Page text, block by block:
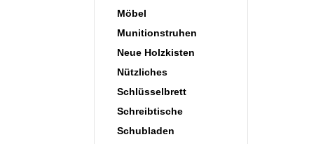
Möbel
Munitionstruhen
Neue Holzkisten
Nützliches
Schlüsselbrett
Schreibtische
Schubladen